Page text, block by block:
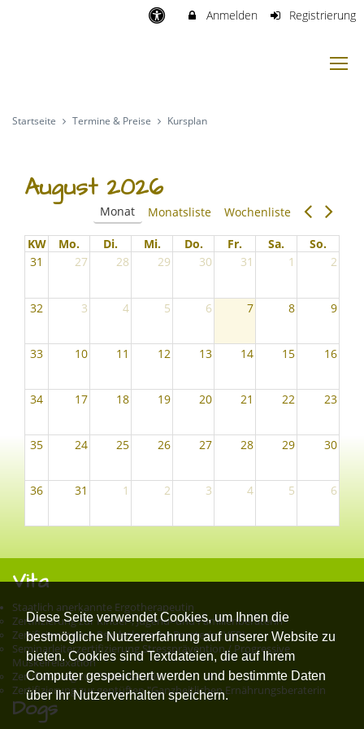
Diese Seite verwendet Cookies, um Ihnen die
bestmögliche Nutzererfahrung auf unserer Website zu
bieten. Cookies sind Textdateien, die auf Ihrem
Computer gespeichert werden und bestimmte Daten
über Ihr Nutzerverhalten speichern.
Anmelden Registrierung
Startseite Termine & Preise Kursplan
August 2026
Monat Monatsliste Wochenliste
KW Mo. Di. Mi. Do. Fr. Sa.
So.
31
27 28 29 30 31 1 2
32 3 4 5 6 7 8 9
33 10 11 12 13 14 15 16
34 17 18 19 20 21 22 23
35 24 25 26 27 28 29 30
36 31 1 2 3 4 5 6
Vita
Staatlich anerkannte Ergotherapeutin
Zertifizierung zur Kinder-, Jugend- und Familienberaterin
Zertifizierung zur Psychologische Beraterin (VFP)
Seminarleiterzertifizierung Stressprävention / Progressive
Muskelrelaxation
Zertifizierung zur Fastenleiterin
Zertifizierung zur geptüften "Ganzheitlichen Ernährungsberaterin
Dogs